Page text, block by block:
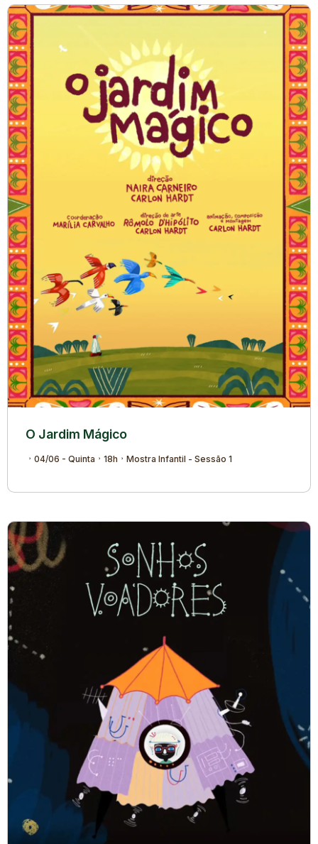
O Jardim Mágico
04/06 - Quinta 18h Mostra Infantil - Sessão 1